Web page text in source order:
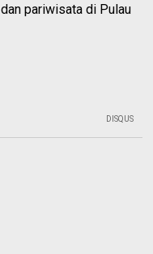
pariwisata di Pulau
DISQUS